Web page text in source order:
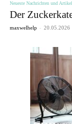
Neueste Nachrichten und Artikel
Der
maxwelhelp - 20.05.2026